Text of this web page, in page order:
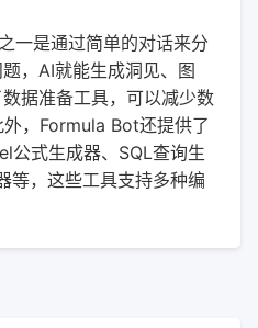
一是通过简单的对话来分
，AI就能生成洞见、图
据准备工具，可以减少数
，Formula Bot还提供了
公式生成器、SQL查询生
等，这些工具支持多种编